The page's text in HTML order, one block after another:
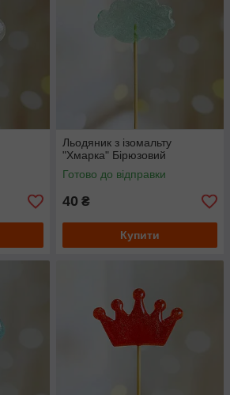
Льодяник з ізомальту
"Хмарка" Бірюзовий
Готово до відправки
40 ₴
Купити